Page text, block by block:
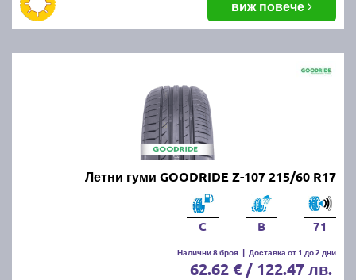
виж повече
Летни гуми GOODRIDE Z-107 215/60 R17
C B 71
Налични 8 броя | Доставка от 1 до 2 дни
62.62 € / 122.47 лв.